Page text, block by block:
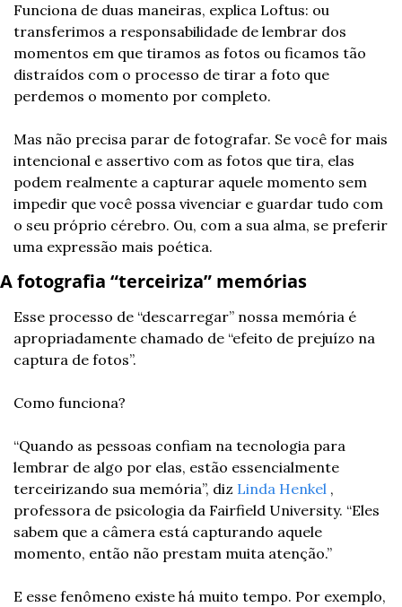
Funciona de duas maneiras, explica Loftus: ou
transferimos a responsabilidade de lembrar dos
momentos em que tiramos as fotos ou ficamos tão
distraídos com o processo de tirar a foto que
perdemos o momento por completo.
Mas não precisa parar de fotografar. Se você for mais
intencional e assertivo com as fotos que tira, elas
podem realmente a capturar aquele momento sem
impedir que você possa vivenciar e guardar tudo com
o seu próprio cérebro. Ou, com a sua alma, se preferir
uma expressão mais poética.
A fotografia “terceiriza” memórias
Esse processo de “descarregar” nossa memória é
apropriadamente chamado de “efeito de prejuízo na
captura de fotos”.
Como funciona?
“Quando as pessoas confiam na tecnologia para
lembrar de algo por elas, estão essencialmente
terceirizando sua memória”, diz Linda Henkel ,
professora de psicologia da Fairfield University. “Eles
sabem que a câmera está capturando aquele
momento, então não prestam muita atenção.”
E esse fenômeno existe há muito tempo. Por exemplo,